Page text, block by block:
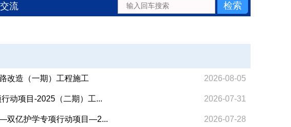
流
改造（一期）工程施工 2026-08-05
动项目-2025（二期）工... 2026-07-31
双亿护学专项行动项目—2... 2026-07-28